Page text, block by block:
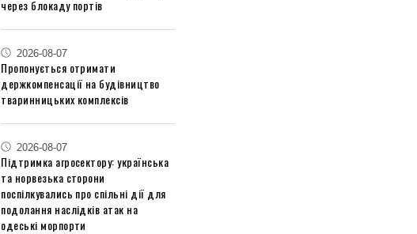
через блокаду портів
2026-08-07
Пропонується отримати
держкомпенсації на будівництво
тваринницьких комплексів
2026-08-07
Підтримка агросектору: українська
та норвезька сторони
поспілкувались про спільні дії для
подолання наслідків атак на
одеські морпорти